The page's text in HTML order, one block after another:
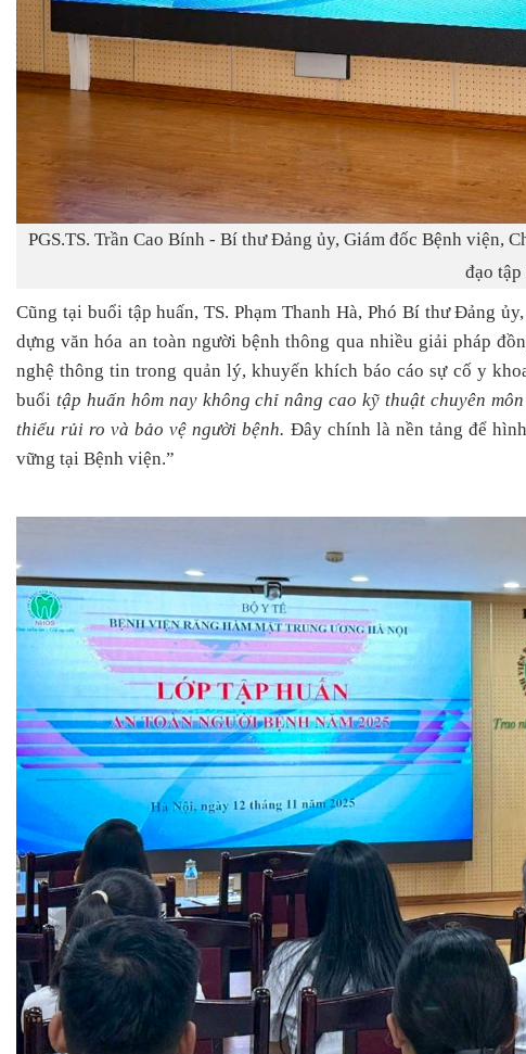
PGS.TS. Trần Cao Bính - Bí thư Đảng ủy, Giám đốc Bệnh viện,
đạo tập
Cũng tại buổi tập huấn, TS. Phạm Thanh Hà, Phó Bí thư Đảng
dựng văn hóa an toàn người bệnh thông qua nhiều giải pháp
nghệ thông tin trong quản lý, khuyến khích báo cáo sự cố y
buổi tập huấn hôm nay không chỉ nâng cao kỹ thuật chuyên
thiểu rủi ro và bảo vệ người bệnh. Đây chính là nền tảng để
vững tại Bệnh viện.”